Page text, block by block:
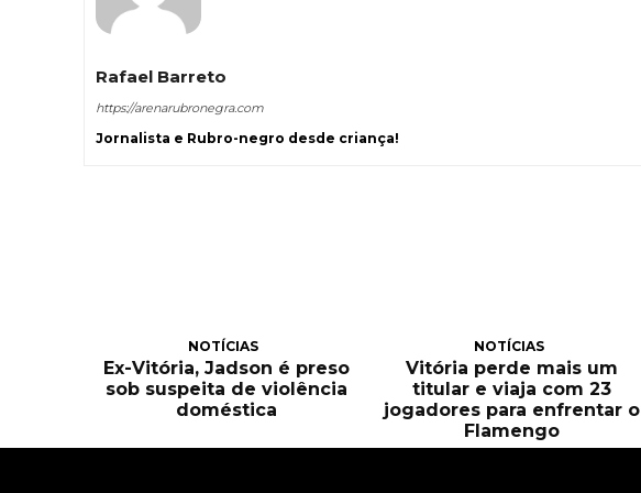
Rafael Barreto
https://arenarubronegra.com
Jornalista e Rubro-negro desde criança!
NOTÍCIAS
Ex-Vitória, Jadson é preso
sob suspeita de violência
doméstica
NOTÍCIAS
Vitória perde mais um
titular e viaja com 23
jogadores para enfrentar o
Flamengo